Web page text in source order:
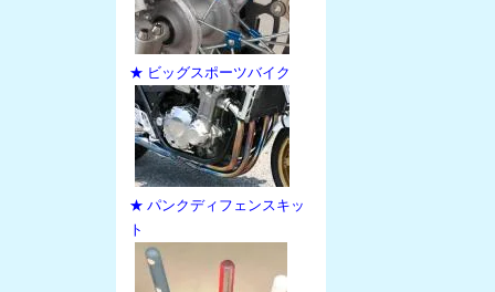
★ ビッグスポーツバイク
★ パンクディフェンスキッ
ト